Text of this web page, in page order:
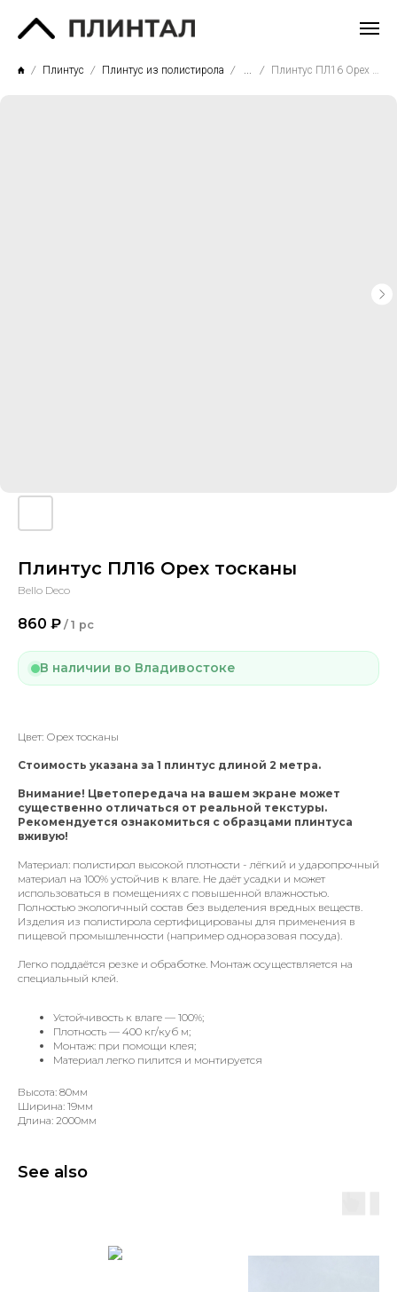
Плинтус Плинтус из полистирола
Плинтус ПЛ16 Орех тосканы
Bello Deco
860 ₽ / 1 pc
В наличии во Владивостоке
Цвет: Орех тосканы
Стоимость указана за 1 плинтус длиной 2 метра.
Внимание! Цветопередача на вашем экране может
существенно отличаться от реальной текстуры.
Рекомендуется ознакомиться с образцами плинтуса
вживую!
Материал: полистирол высокой плотности - лёгкий и ударопрочный
материал на 100% устойчив к влаге. Не даёт усадки и может
использоваться в помещениях с повышенной влажностью.
Полностью экологичный состав без выделения вредных веществ.
Изделия из полистирола сертифицированы для применения в
пищевой промышленности (например одноразовая посуда).
Легко поддаётся резке и обработке. Монтаж осуществляется на
специальный клей.
Устойчивость к влаге — 100%;
Плотность — 400 кг/куб м;
Монтаж: при помощи клея;
Материал легко пилится и монтируется
Высота: 80мм
Ширина: 19мм
Длина: 2000мм
See also